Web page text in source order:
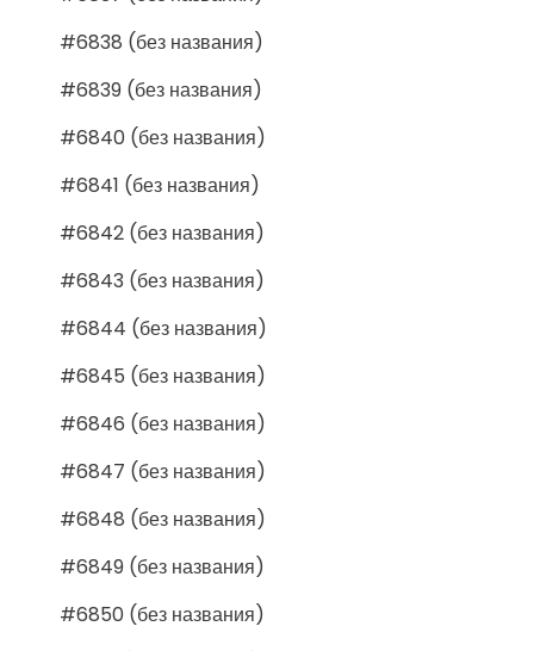
#6838 (без названия)
#6839 (без названия)
#6840 (без названия)
#6841 (без названия)
#6842 (без названия)
#6843 (без названия)
#6844 (без названия)
#6845 (без названия)
#6846 (без названия)
#6847 (без названия)
#6848 (без названия)
#6849 (без названия)
#6850 (без названия)